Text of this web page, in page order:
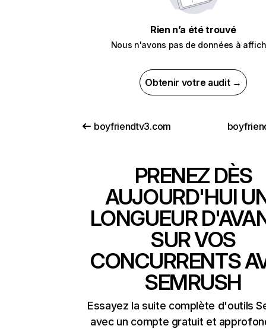
Rien n’a été trouvé
Nous n'avons pas de données à
Obtenir votre audit →
boyfriendtv3.com
PRENEZ DÈS
AUJOURD'HUI
LONGUEUR
SUR VOS
CONCURRENTS
SEMRUSH
Essayez la suite complète d'outils
avec un compte gratuit et